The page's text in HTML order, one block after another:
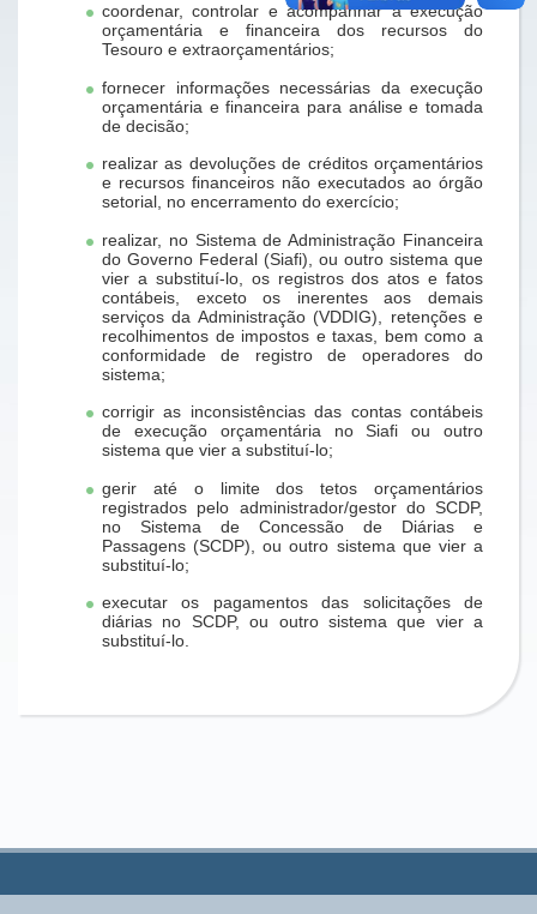
coordenar, controlar e acompanhar a execução
orçamentária e financeira dos recursos do
Tesouro e extraorçamentários;
fornecer informações necessárias da execução
orçamentária e financeira para análise e tomada
de decisão;
realizar as devoluções de créditos orçamentários
e recursos financeiros não executados ao órgão
setorial, no encerramento do exercício;
realizar, no Sistema de Administração Financeira
do Governo Federal (Siafi), ou outro sistema que
vier a substituí-lo, os registros dos atos e fatos
contábeis, exceto os inerentes aos demais
serviços da Administração (VDDIG), retenções e
recolhimentos de impostos e taxas, bem como a
conformidade de registro de operadores do
sistema;
corrigir as inconsistências das contas contábeis
de execução orçamentária no Siafi ou outro
sistema que vier a substituí-lo;
gerir até o limite dos tetos orçamentários
registrados pelo administrador/gestor do SCDP,
no Sistema de Concessão de Diárias e
Passagens (SCDP), ou outro sistema que vier a
substituí-lo;
executar os pagamentos das solicitações de
diárias no SCDP, ou outro sistema que vier a
substituí-lo.